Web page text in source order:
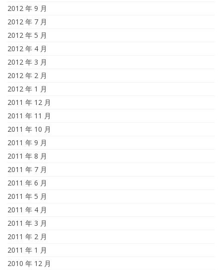
2012 年 9 月
2012 年 7 月
2012 年 5 月
2012 年 4 月
2012 年 3 月
2012 年 2 月
2012 年 1 月
2011 年 12 月
2011 年 11 月
2011 年 10 月
2011 年 9 月
2011 年 8 月
2011 年 7 月
2011 年 6 月
2011 年 5 月
2011 年 4 月
2011 年 3 月
2011 年 2 月
2011 年 1 月
2010 年 12 月